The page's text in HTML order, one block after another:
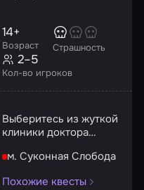
Возраст
14+
Страшность
Кол-во игроков
2–5
Выберитесь из жуткой
клиники доктора
м. Суконная Слобода
Похожие квесты